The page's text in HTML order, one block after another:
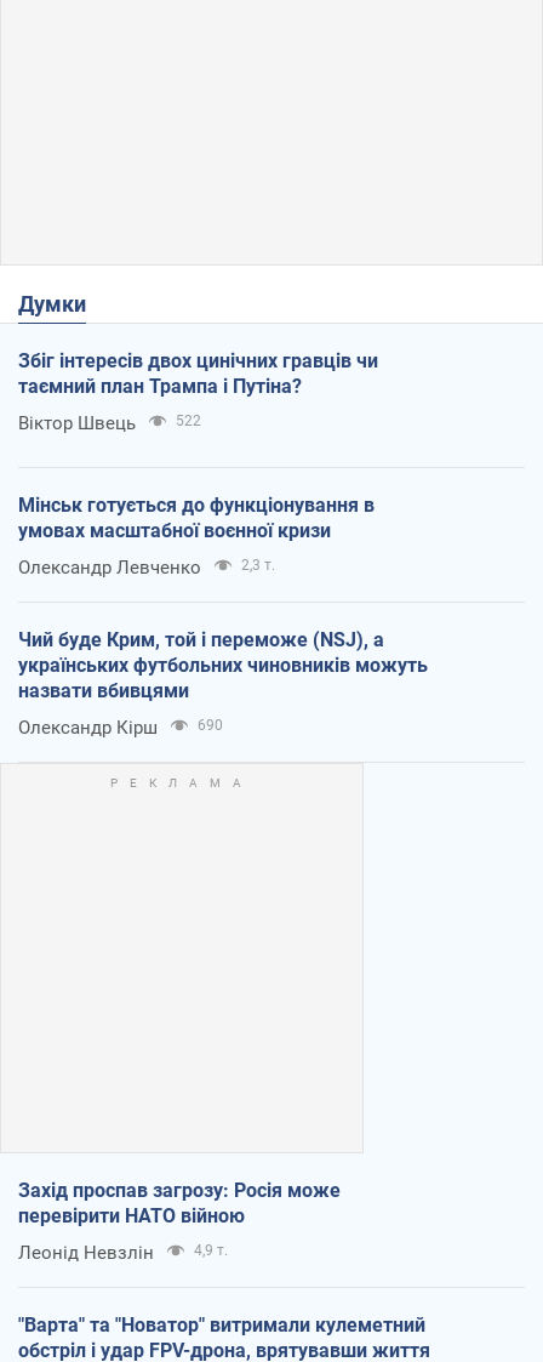
Думки
Збіг інтересів двох цинічних гравців чи
таємний план Трампа і Путіна?
Віктор Швець 522
Мінськ готується до функціонування в
умовах масштабної воєнної кризи
Олександр Левченко 2,3 т.
Чий буде Крим, той і переможе (NSJ), а
українських футбольних чиновників можуть
назвати вбивцями
Олександр Кірш 690
Захід проспав загрозу: Росія може
перевірити НАТО війною
Леонід Невзлін 4,9 т.
"Варта" та "Новатор" витримали кулеметний
обстріл і удар FPV-дрона, врятувавши життя